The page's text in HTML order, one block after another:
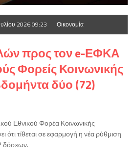
2026 09:23 Οικονομία
προς τον e-ΕΦΚΑ
Φορείς Κοινωνικής
δύο (72)
Εθνικού Φορέα Κοινωνικής
ότι τίθεται σε εφαρμογή η νέα ρύθμιση
δόσεων.